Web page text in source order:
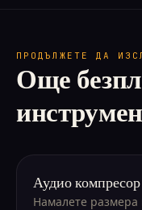
ПРОДЪЛЖЕТЕ ДА
Още
Аудио компресор
Намалете размера